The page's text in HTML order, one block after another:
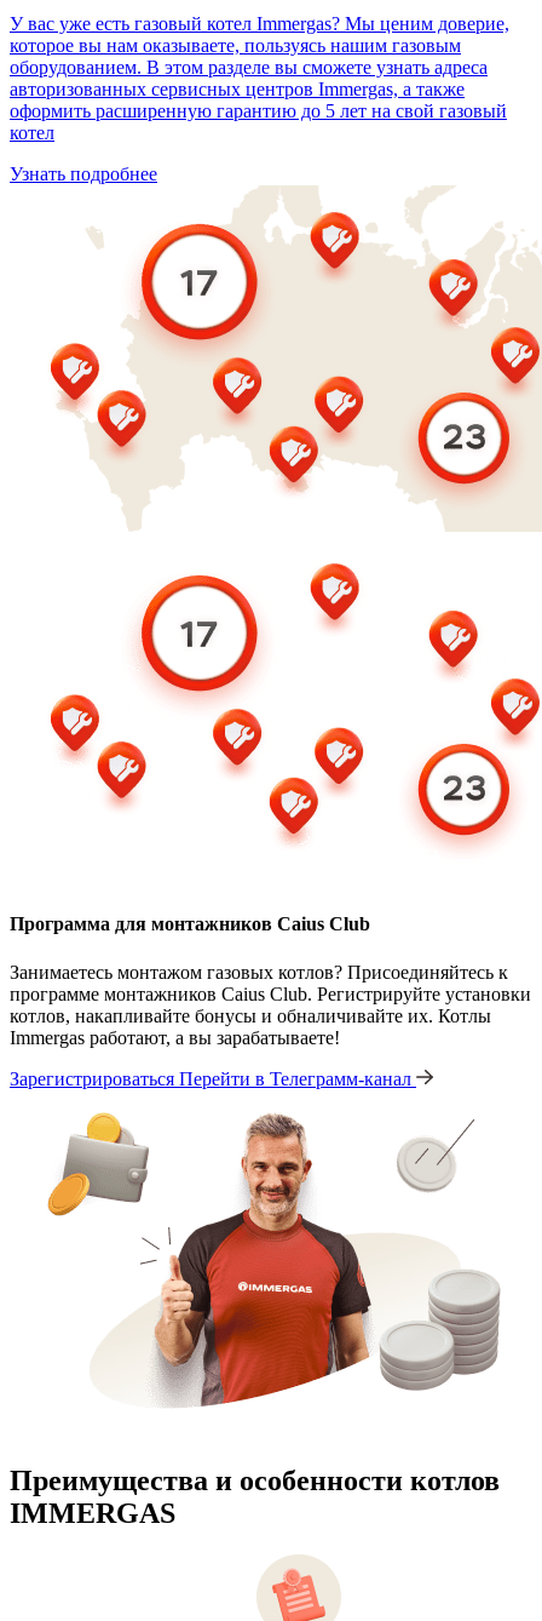
У вас уже есть газовый котел Immergas? Мы ценим доверие,
которое вы нам оказываете, пользуясь нашим газовым
оборудованием. В этом разделе вы сможете узнать адреса
авторизованных сервисных центров Immergas, а также
оформить расширенную гарантию до 5 лет на свой газовый
котел
Узнать подробнее
Программа для монтажников Caius Club
Занимаетесь монтажом газовых котлов? Присоединяйтесь к
программе монтажников Caius Club. Регистрируйте установки
котлов, накапливайте бонусы и обналичивайте их. Котлы
Immergas работают, а вы зарабатываете!
Зарегистрироваться Перейти в Телеграмм-канал
Преимущества и особенности котлов
IMMERGAS